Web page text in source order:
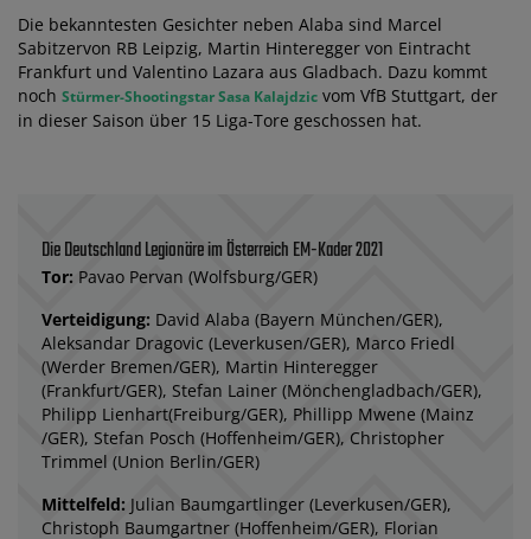
Die bekanntesten Gesichter neben Alaba sind Marcel
Sabitzervon RB Leipzig, Martin Hinteregger von Eintracht
Frankfurt und Valentino Lazara aus Gladbach. Dazu kommt
noch Stürmer-Shootingstar Sasa Kalajdzic vom VfB Stuttgart, der
in dieser Saison über 15 Liga-Tore geschossen hat.
Die Deutschland Legionäre im Österreich EM-Kader 2021
Tor: Pavao Pervan (Wolfsburg/GER)
Verteidigung: David Alaba (Bayern München/GER),
Aleksandar Dragovic (Leverkusen/GER), Marco Friedl
(Werder Bremen/GER), Martin Hinteregger
(Frankfurt/GER), Stefan Lainer (Mönchengladbach/GER),
Philipp Lienhart(Freiburg/GER), Phillipp Mwene (Mainz
/GER), Stefan Posch (Hoffenheim/GER), Christopher
Trimmel (Union Berlin/GER)
Mittelfeld: Julian Baumgartlinger (Leverkusen/GER),
Christoph Baumgartner (Hoffenheim/GER), Florian